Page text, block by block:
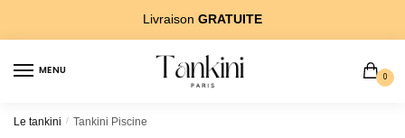
navigation
Livraison GRATUITE
MENU
0
Le tankini / Tankini Piscine